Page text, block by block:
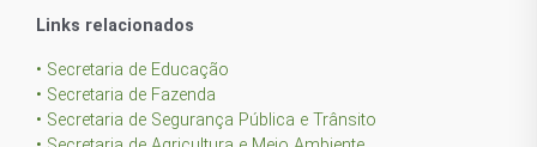
Links relacionados
• Secretaria de Educação
• Secretaria de Fazenda
• Secretaria de Segurança Pública e Trânsito